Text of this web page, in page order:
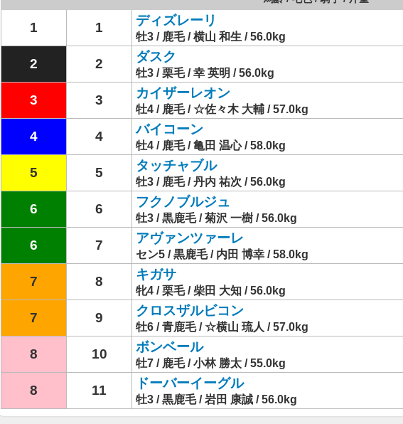
1 1 ディズレーリ
牡3 / 鹿毛 / 横山 和生 / 56.0kg
2 2 ダスク
牡3 / 栗毛 / 幸 英明 / 56.0kg
3 3 カイザーレオン
牡4 / 鹿毛 / ☆佐々木 大輔 / 57.0kg
4 4 バイコーン
牡4 / 鹿毛 / 亀田 温心 / 58.0kg
5 5 タッチャブル
牡3 / 鹿毛 / 丹内 祐次 / 56.0kg
6 6 フクノブルジュ
牡3 / 黒鹿毛 / 菊沢 一樹 / 56.0kg
6 7 アヴァンツァーレ
セン5 / 黒鹿毛 / 内田 博幸 / 58.0kg
7 8 キガサ
牝4 / 栗毛 / 柴田 大知 / 56.0kg
7 9 クロスザルビコン
牡6 / 青鹿毛 / ☆横山 琉人 / 57.0kg
8 10 ボンベール
牡7 / 鹿毛 / 小林 勝太 / 55.0kg
8 11 ドーバーイーグル
牡3 / 黒鹿毛 / 岩田 康誠 / 56.0kg